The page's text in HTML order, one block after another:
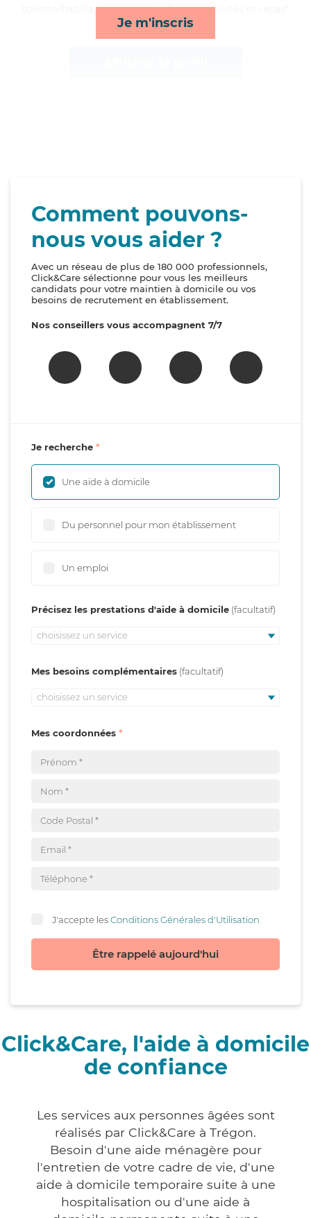
Je m'inscris
toilette/habillage, compagnie/loisirs, activités et repas*
Comment pouvons-
nous vous aider ?
Avec un réseau de plus de 180 000 professionnels,
Click&Care sélectionne pour vous les meilleurs
candidats pour votre maintien à domicile ou vos
besoins de recrutement en établissement.
Nos conseillers vous accompagnent 7/7
Je recherche
Une aide à domicile
Du personnel pour mon établissement
Un emploi
Précisez les prestations d'aide à domicile
choisissez un service
Mes besoins complémentaires
choisissez un service
Mes coordonnées
J'accepte lesConditions Générales d'Utilisation
Être rappelé aujourd'hui
Click&Care, l'aide à domicile
de confiance
Les services aux personnes âgées sont
réalisés par Click&Care à Trégon.
Besoin d'une aide ménagère pour
l'entretien de votre cadre de vie, d'une
aide à domicile temporaire suite à une
hospitalisation ou d'une aide à